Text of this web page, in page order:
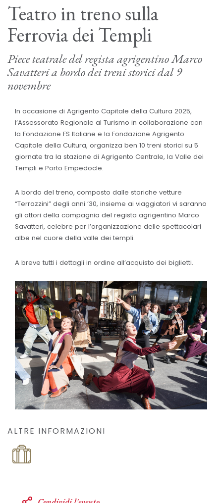
Teatro in treno sulla
Ferrovia dei Templi
Piece teatrale del regista agrigentino Marco
Savatteri a bordo dei treni storici dal 9
novembre
In occasione di Agrigento Capitale della Cultura 2025,
l’Assessorato Regionale al Turismo in collaborazione con
la Fondazione FS Italiane e la Fondazione Agrigento
Capitale della Cultura, organizza ben 10 treni storici su 5
giornate tra la stazione di Agrigento Centrale, la Valle dei
Templi e Porto Empedocle.
A bordo del treno, composto dalle storiche vetture
“Terrazzini” degli anni ’30, insieme ai viaggiatori vi saranno
gli attori della compagnia del regista agrigentino Marco
Savatteri, celebre per l’organizzazione delle spettacolari
albe nel cuore della valle dei templi.
A breve tutti i dettagli in ordine all’acquisto dei biglietti.
ALTRE INFORMAZIONI